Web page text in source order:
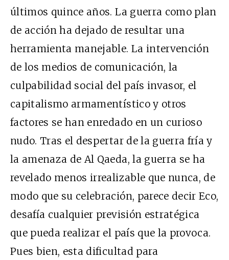
últimos quince años. La guerra como plan
de acción ha dejado de resultar una
herramienta manejable. La intervención
de los medios de comunicación, la
culpabilidad social del país invasor, el
capitalismo armamentístico y otros
factores se han enredado en un curioso
nudo. Tras el despertar de la guerra fría y
la amenaza de Al Qaeda, la guerra se ha
revelado menos irrealizable que nunca, de
modo que su celebración, parece decir Eco,
desafía cualquier previsión estratégica
que pueda realizar el país que la provoca.
Pues bien, esta dificultad para